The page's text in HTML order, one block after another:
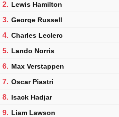
2. Lewis Hamilton
3. George Russell
4. Charles Leclerc
5. Lando Norris
6. Max Verstappen
7. Oscar Piastri
8. Isack Hadjar
9. Liam Lawson